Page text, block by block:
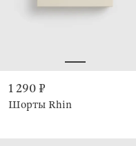
1 290 ₽
Шорты Rhin